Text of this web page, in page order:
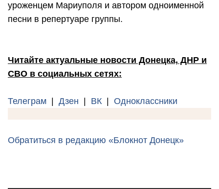
уроженцем Мариуполя и автором одноименной
песни в репертуаре группы.
Читайте актуальные новости Донецка, ДНР и
СВО в социальных сетях:
Телеграм Дзен ВК Одноклассники
Обратиться в редакцию «Блокнот Донецк»